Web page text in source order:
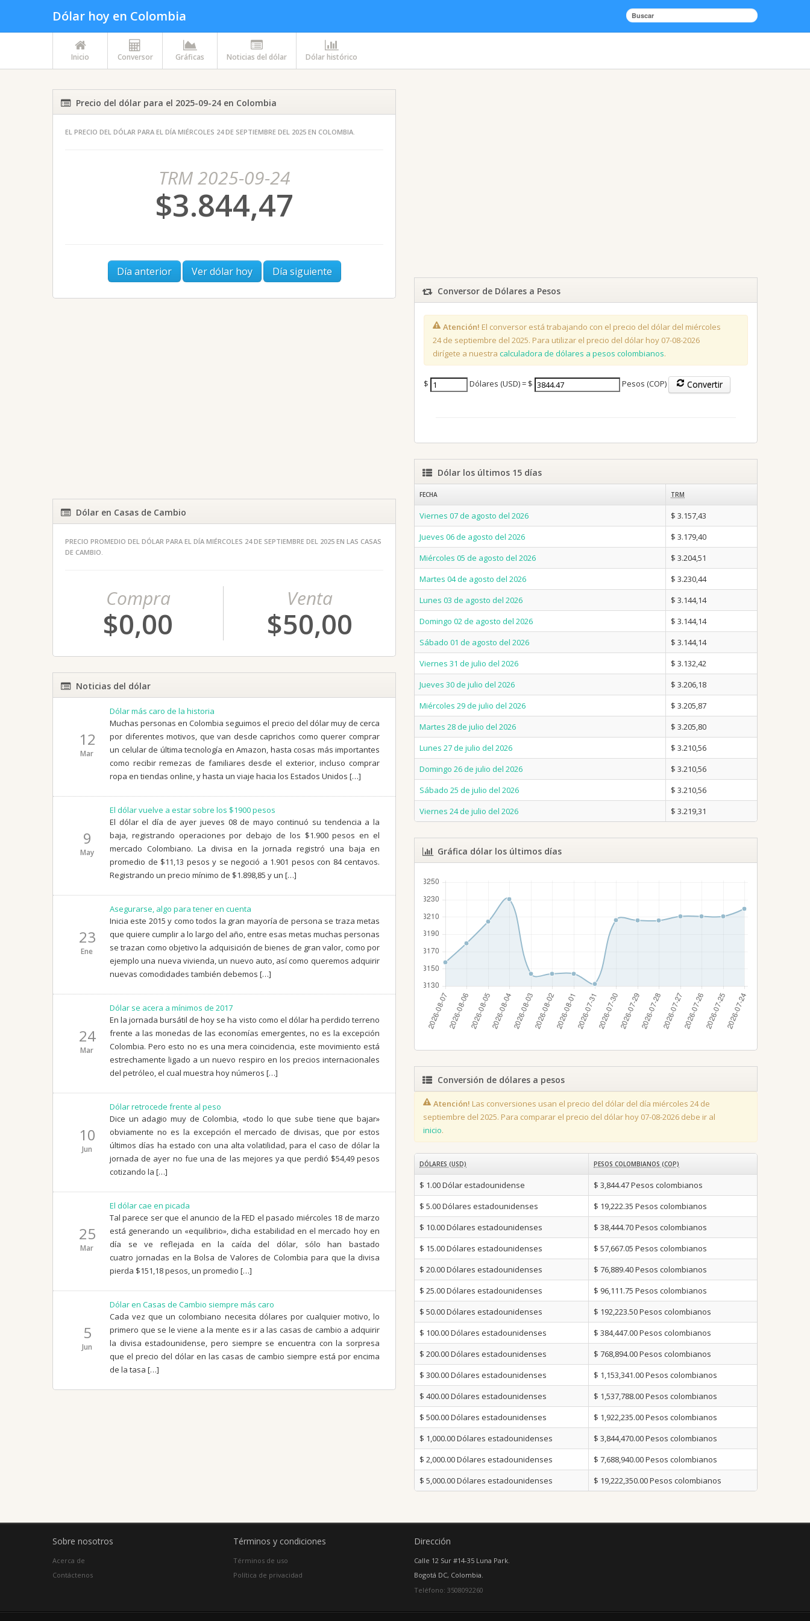
Dólar hoy en Colombia
Inicio Conversor Gráficas Noticias del dólar Dólar histórico
Precio del dólar para el 2025-09-24 en Colombia
EL PRECIO DEL DÓLAR PARA EL DÍA MIÉRCOLES 24 DE SEPTIEMBRE DEL 2025 EN COLOMBIA.
TRM 2025-09-24
$3.844,47
Día anterior Ver dólar hoy Día siguiente
Dólar en Casas de Cambio
PRECIO PROMEDIO DEL DÓLAR PARA EL DÍA MIÉRCOLES 24 DE SEPTIEMBRE DEL 2025 EN LAS CASAS
DE CAMBIO.
Compra
$0,00
Venta
$50,00
Noticias del dólar
12
Mar
Dólar más caro de la historia
Muchas personas en Colombia seguimos el precio del dólar muy de cerca
por diferentes motivos, que van desde caprichos como querer comprar
un celular de última tecnología en Amazon, hasta cosas más importantes
como recibir remezas de familiares desde el exterior, incluso comprar
ropa en tiendas online, y hasta un viaje hacia los Estados Unidos […]
9
May
El dólar vuelve a estar sobre los $1900 pesos
El dólar el día de ayer jueves 08 de mayo continuó su tendencia a la
baja, registrando operaciones por debajo de los $1.900 pesos en el
mercado Colombiano. La divisa en la jornada registró una baja en
promedio de $11,13 pesos y se negoció a 1.901 pesos con 84 centavos.
Registrando un precio mínimo de $1.898,85 y un […]
23
Ene
Asegurarse, algo para tener en cuenta
Inicia este 2015 y como todos la gran mayoría de persona se traza metas
que quiere cumplir a lo largo del año, entre esas metas muchas personas
se trazan como objetivo la adquisición de bienes de gran valor, como por
ejemplo una nueva vivienda, un nuevo auto, así como queremos adquirir
nuevas comodidades también debemos […]
24
Mar
Dólar se acera a mínimos de 2017
En la jornada bursátil de hoy se ha visto como el dólar ha perdido terreno
frente a las monedas de las economías emergentes, no es la excepción
Colombia. Pero esto no es una mera coincidencia, este movimiento está
estrechamente ligado a un nuevo respiro en los precios internacionales
del petróleo, el cual muestra hoy números […]
10
Jun
Dólar retrocede frente al peso
Dice un adagio muy de Colombia, «todo lo que sube tiene que bajar»
obviamente no es la excepción el mercado de divisas, que por estos
últimos días ha estado con una alta volatilidad, para el caso de dólar la
jornada de ayer no fue una de las mejores ya que perdió $54,49 pesos
cotizando la […]
25
Mar
El dólar cae en picada
Tal parece ser que el anuncio de la FED el pasado miércoles 18 de marzo
está generando un «equilibrio», dicha estabilidad en el mercado hoy en
día se ve reflejada en la caída del dólar, sólo han bastado
cuatro jornadas en la Bolsa de Valores de Colombia para que la divisa
pierda $151,18 pesos, un promedio […]
5
Jun
Dólar en Casas de Cambio siempre más caro
Cada vez que un colombiano necesita dólares por cualquier motivo, lo
primero que se le viene a la mente es ir a las casas de cambio a adquirir
la divisa estadounidense, pero siempre se encuentra con la sorpresa
que el precio del dólar en las casas de cambio siempre está por encima
de la tasa […]
Conversor de Dólares a Pesos
Atención! El conversor está trabajando con el precio del dólar del miércoles
24 de septiembre del 2025. Para utilizar el precio del dólar hoy 07-08-2026
dirígete a nuestra calculadora de dólares a pesos colombianos.
$ Dólares (USD) = $ Pesos (COP) Convertir
Dólar los últimos 15 días
FECHA TRM
Viernes 07 de agosto del 2026
$ 3.157,43
Jueves 06 de agosto del 2026
$ 3.179,40
Miércoles 05 de agosto del 2026
$ 3.204,51
Martes 04 de agosto del 2026
$ 3.230,44
Lunes 03 de agosto del 2026
$ 3.144,14
Domingo 02 de agosto del 2026
$ 3.144,14
Sábado 01 de agosto del 2026
$ 3.144,14
Viernes 31 de julio del 2026
$ 3.132,42
Jueves 30 de julio del 2026
$ 3.206,18
Miércoles 29 de julio del 2026
$ 3.205,87
Martes 28 de julio del 2026
$ 3.205,80
Lunes 27 de julio del 2026
$ 3.210,56
Domingo 26 de julio del 2026
$ 3.210,56
Sábado 25 de julio del 2026
$ 3.210,56
Viernes 24 de julio del 2026
$ 3.219,31
Gráfica dólar los últimos días
Conversión de dólares a pesos
Atención! Las conversiones usan el precio del dólar del día miércoles 24 de
septiembre del 2025. Para comparar el precio del dólar hoy 07-08-2026 debe ir al
inicio.
DÓLARES (USD) PESOS COLOMBIANOS (COP)
$ 1.00Dólar estadounidense $ 3,844.47Pesos colombianos
$ 5.00Dólares estadounidenses $ 19,222.35 Pesos colombianos
$ 10.00Dólares estadounidenses $ 38,444.70Pesos colombianos
$ 15.00Dólares estadounidenses $ 57,667.05 Pesos colombianos
$ 20.00Dólares estadounidenses $ 76,889.40Pesos colombianos
$ 25.00Dólares estadounidenses $ 96,111.75 Pesos colombianos
$ 50.00Dólares estadounidenses $ 192,223.50Pesos colombianos
$ 100.00Dólares estadounidenses $ 384,447.00Pesos colombianos
$ 200.00Dólares estadounidenses $ 768,894.00Pesos colombianos
$ 300.00Dólares estadounidenses $ 1,153,341.00Pesos colombianos
$ 400.00Dólares estadounidenses $ 1,537,788.00Pesos colombianos
$ 500.00Dólares estadounidenses $ 1,922,235.00Pesos colombianos
$ 1,000.00Dólares estadounidenses $ 3,844,470.00Pesos colombianos
$ 2,000.00Dólares estadounidenses $ 7,688,940.00Pesos colombianos
$ 5,000.00Dólares estadounidenses $ 19,222,350.00Pesos colombianos
Sobre nosotros
Acerca de
Contáctenos
Términos y condiciones
Términos de uso
Política de privacidad
Dirección
Calle 12 Sur #14-35 Luna Park.
Bogotá DC, Colombia.
Teléfono: 3508092260